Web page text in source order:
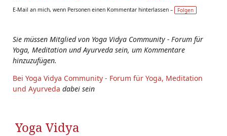
g
E-Mail an mich, wenn Personen einen Kommentar hinterlassen –
Folgen
Sie müssen Mitglied von Yoga Vidya Community - Forum für
Yoga, Meditation und Ayurveda sein, um Kommentare
hinzuzufügen.
Bei Yoga Vidya Community - Forum für Yoga, Meditation
und Ayurveda dabei sein
Yoga Vidya